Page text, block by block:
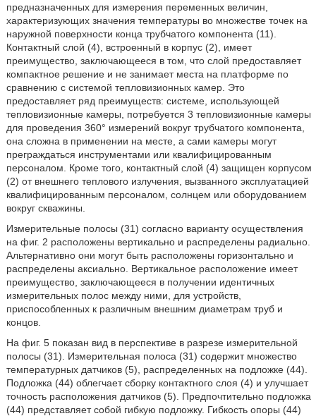
предназначенных для измерения переменных величин,
характеризующих значения температуры во множестве точек на
наружной поверхности конца трубчатого компонента (11).
Контактный слой (4), встроенный в корпус (2), имеет
преимущество, заключающееся в том, что слой предоставляет
компактное решение и не занимает места на платформе по
сравнению с системой тепловизионных камер. Это
предоставляет ряд преимуществ: системе, использующей
тепловизионные камеры, потребуется 3 тепловизионные камеры
для проведения 360° измерений вокруг трубчатого компонента,
она сложна в применении на месте, а сами камеры могут
преграждаться инструментами или квалифицированным
персоналом. Кроме того, контактный слой (4) защищен корпусом
(2) от внешнего теплового излучения, вызванного эксплуатацией
квалифицированным персоналом, солнцем или оборудованием
вокруг скважины.
Измерительные полосы (31) согласно варианту осуществления
на фиг. 2 расположены вертикально и распределены радиально.
Альтернативно они могут быть расположены горизонтально и
распределены аксиально. Вертикальное расположение имеет
преимущество, заключающееся в получении идентичных
измерительных полос между ними, для устройств,
приспособленных к различным внешним диаметрам труб и
концов.
На фиг. 5 показан вид в перспективе в разрезе измерительной
полосы (31). Измерительная полоса (31) содержит множество
температурных датчиков (5), распределенных на подложке (44).
Подложка (44) облегчает сборку контактного слоя (4) и улучшает
точность расположения датчиков (5). Предпочтительно подложка
(44) представляет собой гибкую подложку. Гибкость опоры (44)